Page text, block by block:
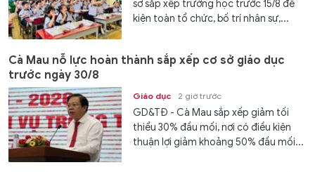
sơ sắp xếp trường học trước 15/8 để
kiện toàn tổ chức, bố trí nhân sự,...
Cà Mau nỗ lực hoàn thành sắp xếp cơ sở giáo dục
trước ngày 30/8
Giáo dục 2 giờ trước
GD&TĐ - Cà Mau sắp xếp giảm tối
thiểu 30% đầu mối, nơi có điều kiện
thuận lợi giảm khoảng 50% đầu mối...